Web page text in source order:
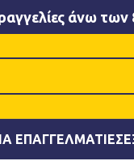
άνω των
ΕΠΑΓΓΕΛΜΑΤΊΕΣ